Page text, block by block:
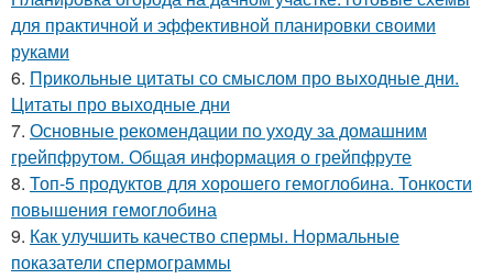
для практичной и эффективной планировки своими
руками
6. Прикольные цитаты со смыслом про выходные дни.
Цитаты про выходные дни
7. Основные рекомендации по уходу за домашним
грейпфрутом. Общая информация о грейпфруте
8. Топ-5 продуктов для хорошего гемоглобина. Тонкости
повышения гемоглобина
9. Как улучшить качество спермы. Нормальные
показатели спермограммы